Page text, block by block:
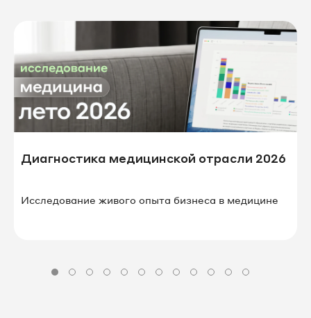
Диагностика медицинской отрасли 2026
Исследование живого опыта бизнеса в⁠ ⁠медицине